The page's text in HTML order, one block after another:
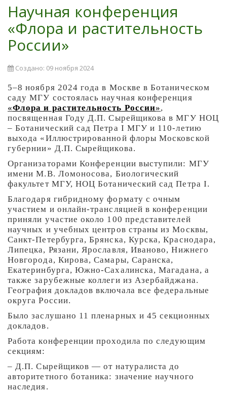
Научная конференция
«Флора и растительность
России»
Создано: 09 ноября 2024
5–8 ноября 2024 годав Москве в Ботаническом
саду МГУ состоялась научная конференция
«Флора и растительность России»,
посвященная Году Д.П. Сырейщикова в МГУ НОЦ
– Ботанический сад Петра I МГУ и 110-летию
выхода «Иллюстрированной флоры Московской
губернии» Д.П. Сырейщикова.
Организаторами Конференции выступили: МГУ
имени М.В. Ломоносова, Биологический
факультет МГУ, НОЦ Ботанический сад Петра I.
Благодаря гибридному формату с очным
участием и онлайн-трансляцией в конференции
приняли участие около 100 представителей
научных и учебных центров страны из Москвы,
Санкт-Петербурга, Брянска, Курска, Краснодара,
Липецка, Рязани, Ярославля, Иваново, Нижнего
Новгорода, Кирова, Самары, Саранска,
Екатеринбурга, Южно-Сахалинска, Магадана, а
также зарубежные коллеги из Азербайджана.
География докладов включала все федеральные
округа России.
Было заслушано 11 пленарных и 45 секционных
докладов.
Работа конференции проходила по следующим
секциям:
– Д.П. Сырейщиков — от натуралиста до
авторитетного ботаника: значение научного
наследия.